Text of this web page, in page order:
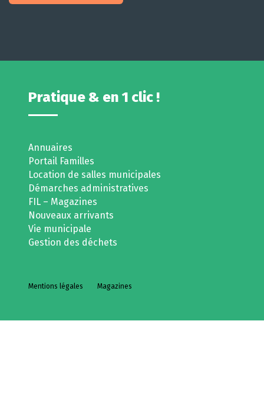
Pratique & en 1 clic !
Annuaires
Portail Familles
Location de salles municipales
Démarches administratives
FIL – Magazines
Nouveaux arrivants
Vie municipale
Gestion des déchets
Mentions légales Magazines